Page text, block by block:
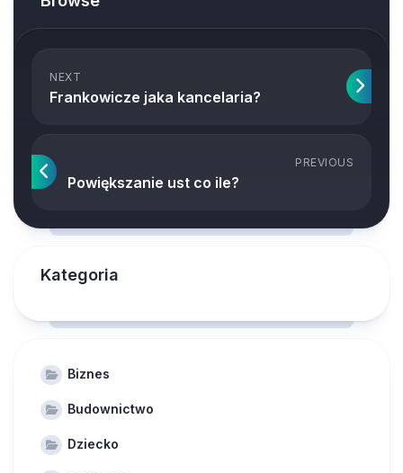
NEXT
Frankowicze jaka kancelaria?
PREVIOUS
Powiększanie ust co ile?
Kategoria
Biznes
Budownictwo
Dziecko